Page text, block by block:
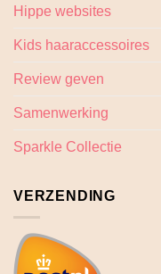
Hippe websites
Kids haaraccessoires
Review geven
Samenwerking
Sparkle Collectie
VERZENDING